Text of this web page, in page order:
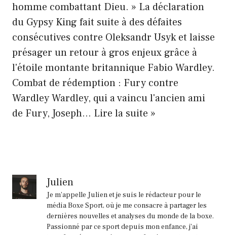
homme combattant Dieu. » La déclaration
du Gypsy King fait suite à des défaites
consécutives contre Oleksandr Usyk et laisse
présager un retour à gros enjeux grâce à
l'étoile montante britannique Fabio Wardley.
Combat de rédemption : Fury contre
Wardley Wardley, qui a vaincu l'ancien ami
de Fury, Joseph… Lire la suite »
revenir
»
alors
Julien
Je m'appelle Julien et je suis le rédacteur pour le
média Boxe Sport, où je me consacre à partager les
dernières nouvelles et analyses du monde de la boxe.
Passionné par ce sport depuis mon enfance, j'ai